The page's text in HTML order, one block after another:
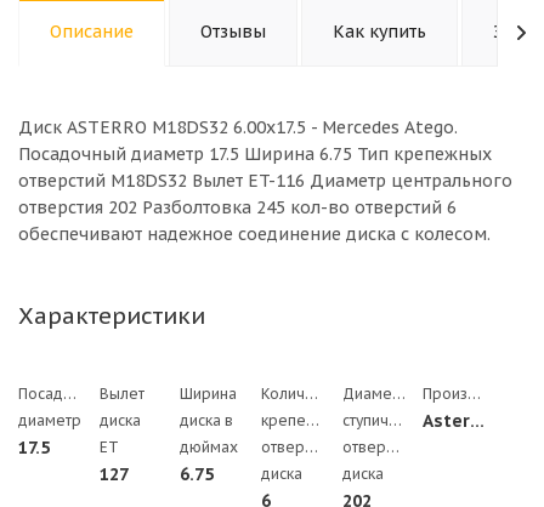
Описание Отзывы Как купить
Диск ASTERRO M18DS32 6.00x17.5 - Mercedes Atego.
Посадочный диаметр 17.5 Ширина 6.75 Тип крепежных
отверстий M18DS32 Вылет ET-116 Диаметр центрального
отверстия 202 Разболтовка 245 кол-во отверстий 6
обеспечивают надежное соединение диска с колесом.
Характеристики
Посадочный
диаметр
17.5
Вылет
диска
ЕТ
127
Ширина
диска в
дюймах
6.75
Количество
крепежных
отверстий
диска
6
Диаметр
ступичного
отверстия
диска
202
Производитель
Asterro